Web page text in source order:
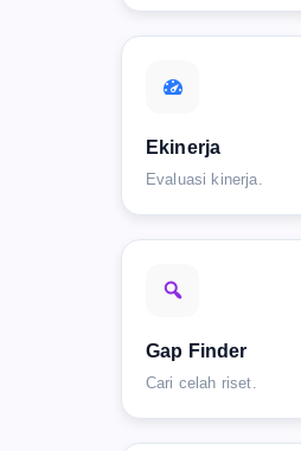
Ekinerja
Evaluasi kinerja.
Gap Finder
Cari celah riset.